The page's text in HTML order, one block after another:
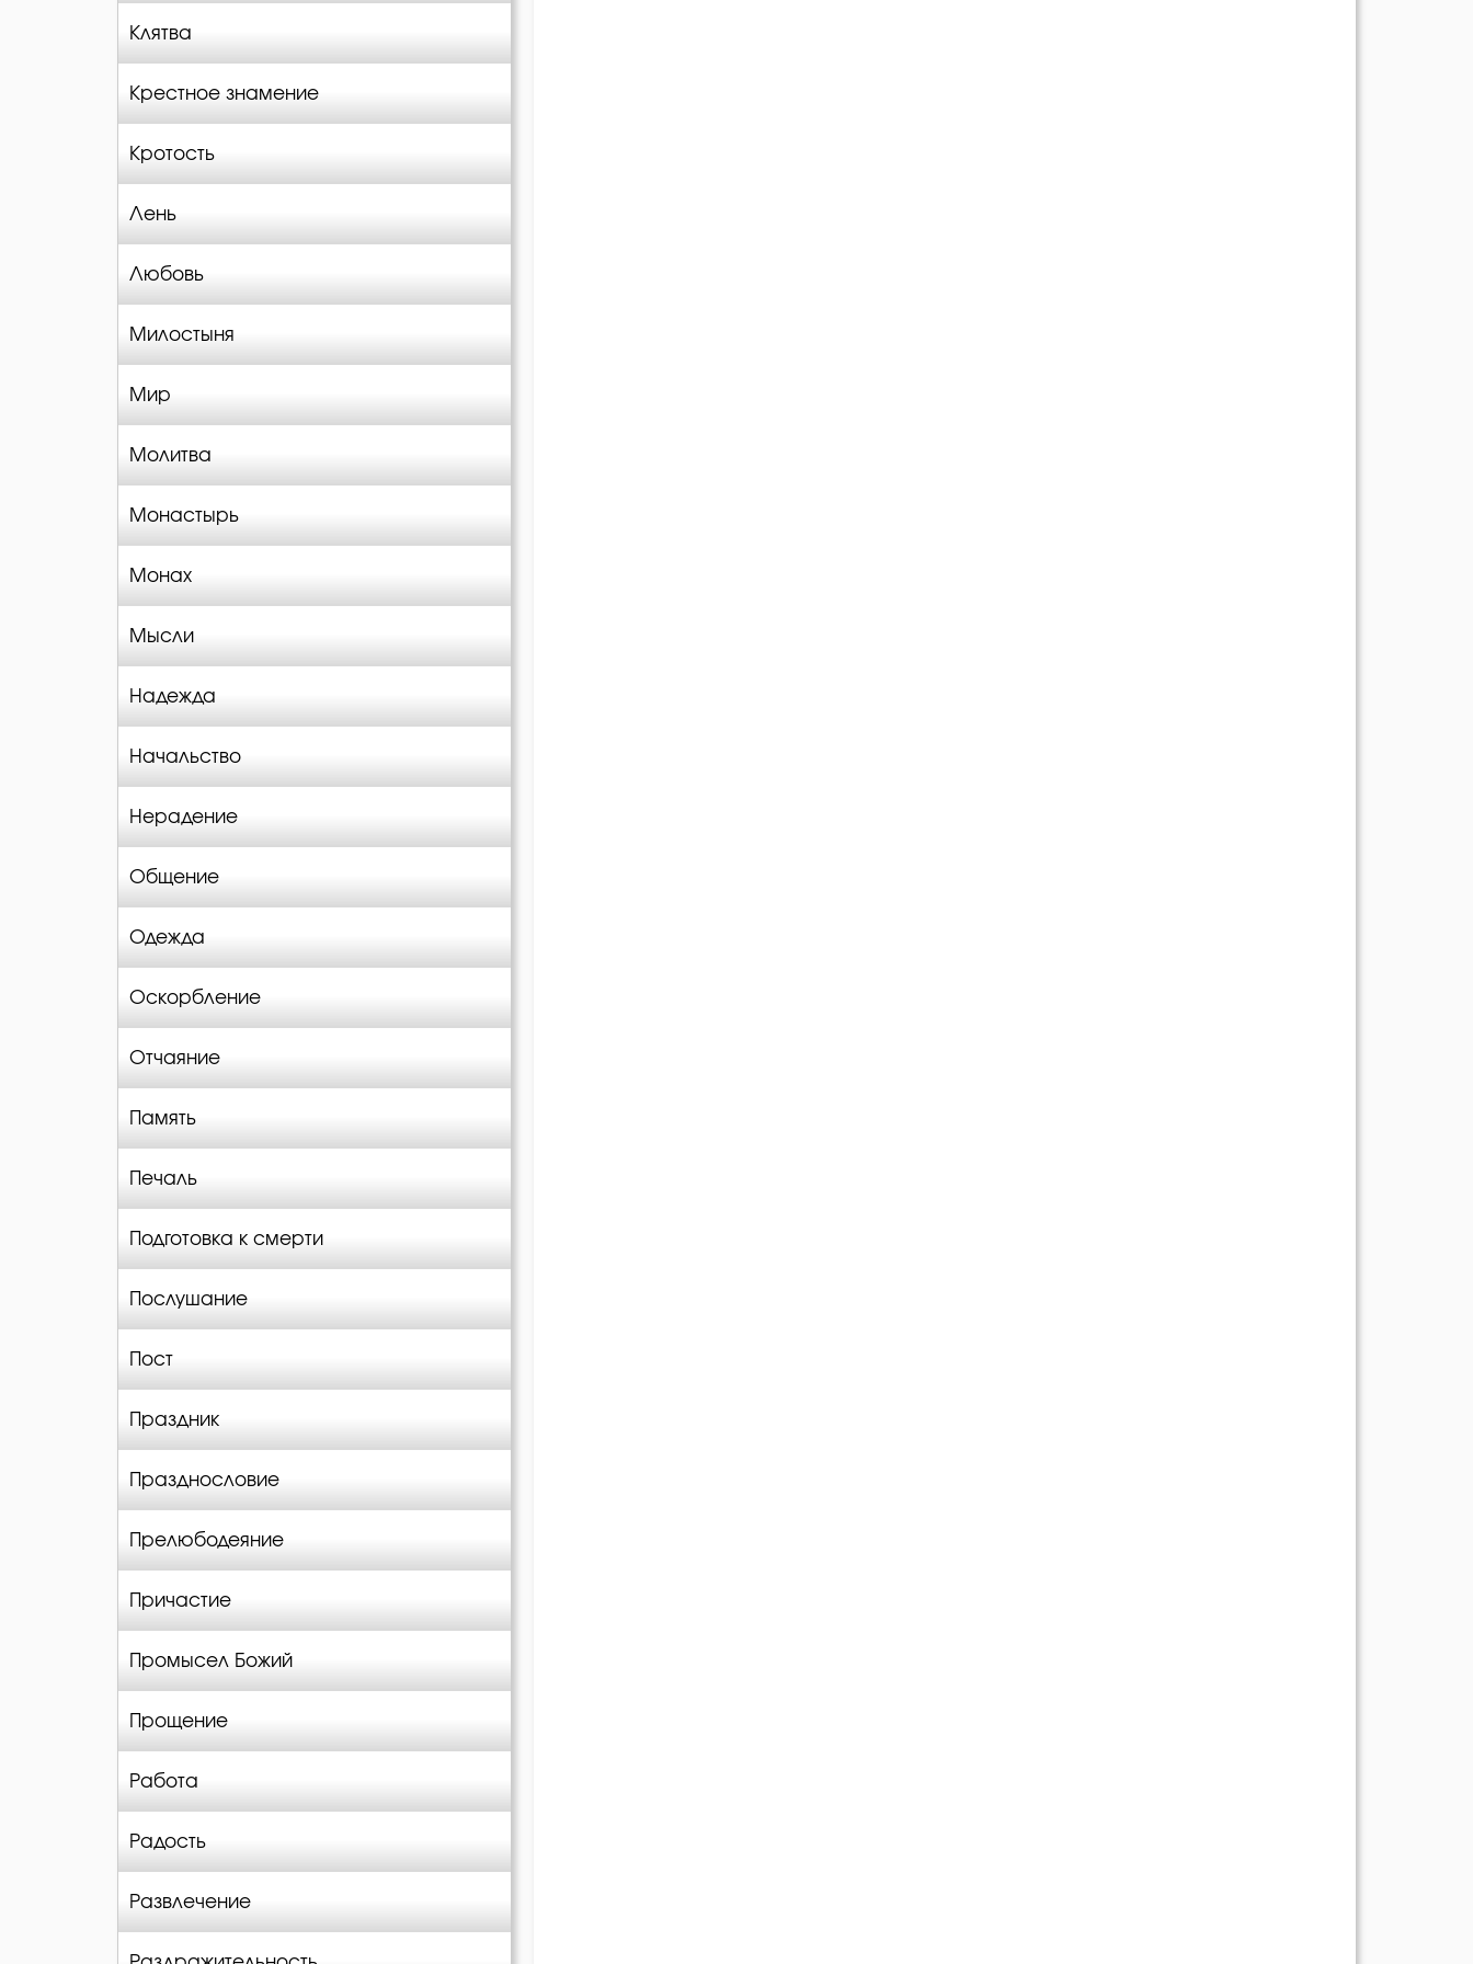
Клятва
Крестное знамение
Кротость
Лень
Любовь
Милостыня
Мир
Молитва
Монастырь
Монах
Мысли
Надежда
Начальство
Нерадение
Общение
Одежда
Оскорбление
Отчаяние
Память
Печаль
Подготовка к смерти
Послушание
Пост
Праздник
Празднословие
Прелюбодеяние
Причастие
Промысел Божий
Прощение
Работа
Радость
Развлечение